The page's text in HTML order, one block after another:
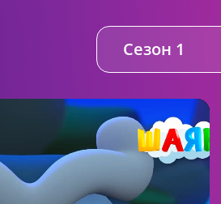
Сезон 1